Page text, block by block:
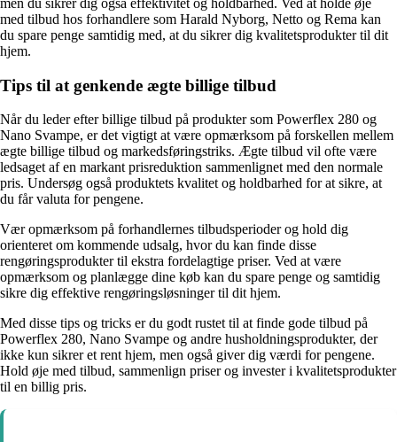
med tilbud hos forhandlere som Harald Nyborg, Netto og Rema kan
du spare penge samtidig med, at du sikrer dig kvalitetsprodukter til dit
hjem.
Tips til at genkende ægte billige tilbud
Når du leder efter billige tilbud på produkter som Powerflex 280 og
Nano Svampe, er det vigtigt at være opmærksom på forskellen mellem
ægte billige tilbud og markedsføringstriks. Ægte tilbud vil ofte være
ledsaget af en markant prisreduktion sammenlignet med den normale
pris. Undersøg også produktets kvalitet og holdbarhed for at sikre, at
du får valuta for pengene.
Vær opmærksom på forhandlernes tilbudsperioder og hold dig
orienteret om kommende udsalg, hvor du kan finde disse
rengøringsprodukter til ekstra fordelagtige priser. Ved at være
opmærksom og planlægge dine køb kan du spare penge og samtidig
sikre dig effektive rengøringsløsninger til dit hjem.
Med disse tips og tricks er du godt rustet til at finde gode tilbud på
Powerflex 280, Nano Svampe og andre husholdningsprodukter, der
ikke kun sikrer et rent hjem, men også giver dig værdi for pengene.
Hold øje med tilbud, sammenlign priser og invester i kvalitetsprodukter
til en billig pris.